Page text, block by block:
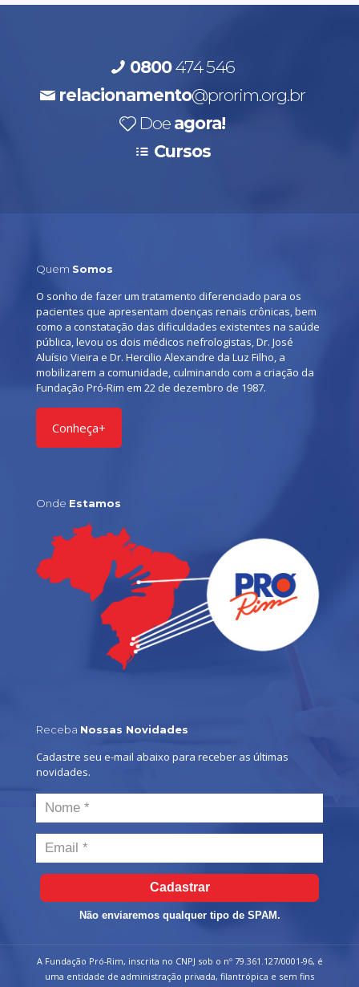
0800474 546
relacionamento@prorim.org.br
Doe agora!
Cursos
Quem Somos
O sonho de fazer um tratamento diferenciado para os
pacientes que apresentam doenças renais crônicas, bem
como a constatação das dificuldades existentes na saúde
pública, levou os dois médicos nefrologistas, Dr. José
Aluísio Vieira e Dr. Hercilio Alexandre da Luz Filho, a
mobilizarem a comunidade, culminando com a criação da
Fundação Pró-Rim em 22 de dezembro de 1987.
Conheça+
Onde Estamos
Receba Nossas Novidades
Cadastre seu e-mail abaixo para receber as últimas
novidades.
Cadastrar
Não enviaremos qualquer tipo de SPAM.
A Fundação Pró-Rim, inscrita no CNPJ sob o nº 79.361.127/0001-96, é
uma entidade de administração privada, filantrópica e sem fins